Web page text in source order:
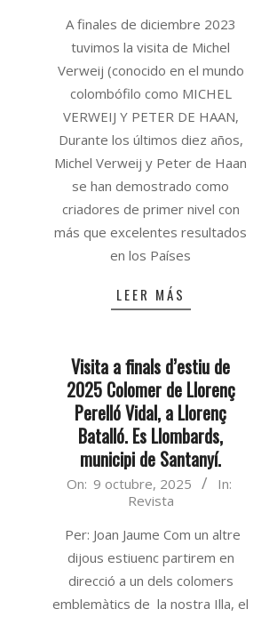
A finales de diciembre 2023
tuvimos la visita de Michel
Verweij (conocido en el mundo
colombófilo como MICHEL
VERWEIJ Y PETER DE HAAN,
Durante los últimos diez años,
Michel Verweij y Peter de Haan
se han demostrado como
criadores de primer nivel con
más que excelentes resultados
en los Países
LEER MÁS
Visita a finals d’estiu de
2025 Colomer de Llorenç
Perelló Vidal, a Llorenç
Batalló. Es Llombards,
municipi de Santanyí.
2025-
09
On: 9 octubre, 2025
In:
Revista
Per: Joan Jaume Com un altre
dijous estiuenc partirem en
direcció a un dels colomers
emblemàtics de la nostra Illa, el